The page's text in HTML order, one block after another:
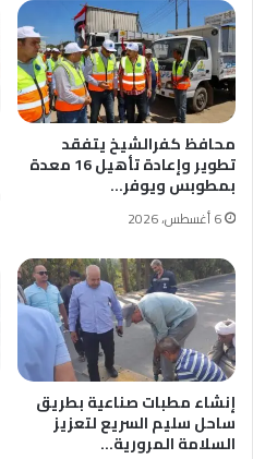
محافظ كفرالشيخ يتفقد
تطوير وإعادة تأهيل 16 معدة
بمطوبس ويوفر…
6 أغسطس، 2026
إنشاء مطبات صناعية بطريق
ساحل سليم السريع لتعزيز
السلامة المرورية…